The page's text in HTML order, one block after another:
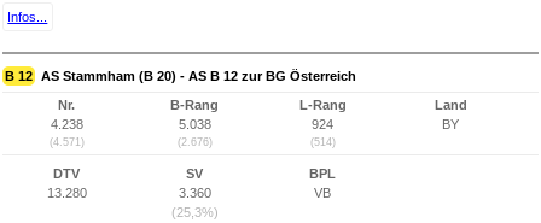
Infos...
B 12 AS Stammham (B 20) - AS B 12 zur BG Österreich
Nr.
4.238
(4.571)
B-Rang
5.038
(2.676)
L-Rang
924
(514)
Land
BY
DTV
13.280
SV
3.360
(25,3%)
BPL
VB